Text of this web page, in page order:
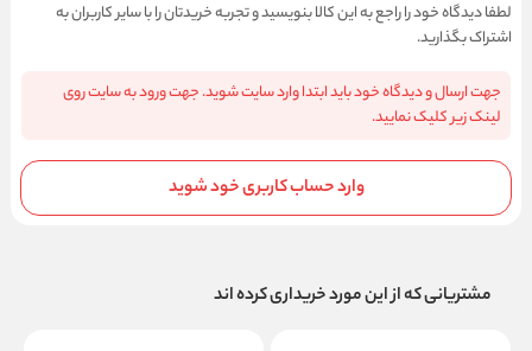
لطفا دیدگاه خود را راجع به این کالا بنویسید و تجربه خریدتان را با سایر کاربران به
اشتراک بگذارید.
جهت ارسال و دیدگاه خود باید ابتدا وارد سایت شوید. جهت ورود به سایت روی
لینک زیر کلیک نمایید.
وارد حساب کاربری خود شوید
مشتریانی که از این مورد خریداری کرده اند